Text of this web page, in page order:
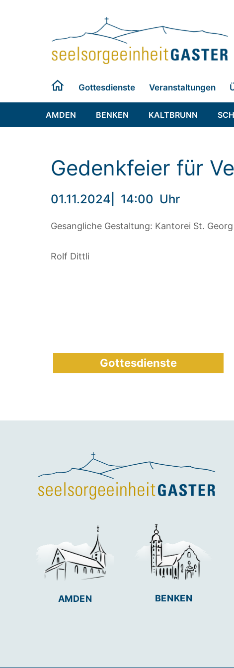
Gottesdienste Veranstaltungen
AMDEN BENKEN KALTBRUNN
Gedenkfeier für
01.11.2024 14:00 Uhr
Gesangliche Gestaltung: Kantorei St. Georg
Rolf Dittli
Gottesdienste
AMDEN BENKEN